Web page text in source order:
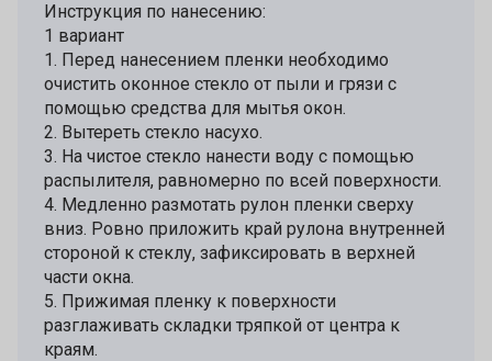
Инструкция по нанесению:
1 вариант
1. Перед нанесением пленки необходимо
очистить оконное стекло от пыли и грязи с
помощью средства для мытья окон.
2. Вытереть стекло насухо.
3. На чистое стекло нанести воду с помощью
распылителя, равномерно по всей поверхности.
4. Медленно размотать рулон пленки сверху
вниз. Ровно приложить край рулона внутренней
стороной к стеклу, зафиксировать в верхней
части окна.
5. Прижимая пленку к поверхности
разглаживать складки тряпкой от центра к
краям.